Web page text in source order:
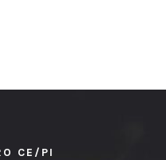
CE/PI